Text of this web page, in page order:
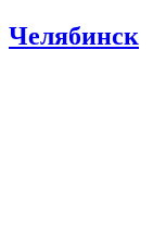
Челябинск